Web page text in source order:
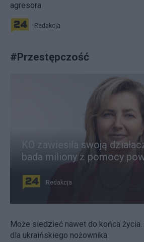
agresora
Redakcja
#Przestępczość
KO zawiesiła swoją
bada miliony z pomocy
Redakcja
Może siedzieć nawet do końca
dla ukraińskiego nożownika